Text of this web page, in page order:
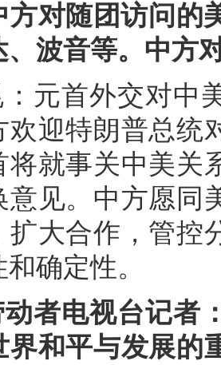
方对随团访问的
、波音等。中方
元首外交对中
欢迎特朗普总统
将就事关中美关
意见。中方愿同
扩大合作，管控
确定性。
动者电视台记者
界和平与发展的